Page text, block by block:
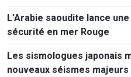
L’Arabie saoudite lance
sécurité en mer Rouge
Les sismologues japonais
nouveaux séismes